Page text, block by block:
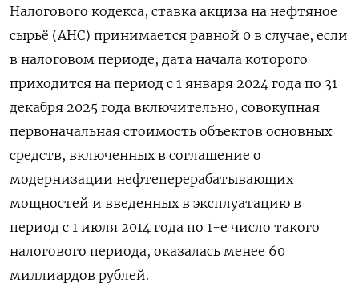
Налогового кодекса, ставка акциза на нефтяное
сырьё (АНС) принимается равной 0 в случае, если
в налоговом периоде, дата начала которого
приходится на период с 1 января 2024 года по 31
декабря 2025 года включительно, совокупная
первоначальная стоимость объектов основных
средств, включенных в соглашение о
модернизации нефтеперерабатывающих
мощностей и введенных в эксплуатацию в
период с 1 июля 2014 года по 1-е число такого
налогового периода, оказалась менее 60
миллиардов рублей.